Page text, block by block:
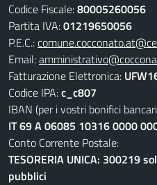
Codice Fiscale:80005260056
Partita IVA:01219650056
P.E.C.:
Email:
Fatturazione Elettronica:
Codice IPA:c_c807
IBAN (per i vostri bonifici
IT 69 A 06085 10316 0000
Conto Corrente Postale:
TESORERIA UNICA: 300219
pubblici